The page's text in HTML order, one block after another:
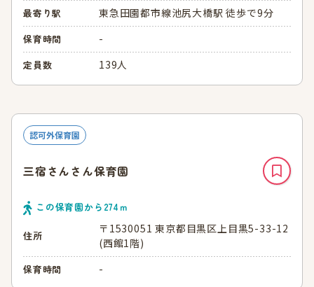
最寄り駅 東急田園都市線池尻大橋駅 徒歩で9分
保育時間 -
定員数 139人
認可外保育園
三宿さんさん保育園
この保育園から 274 ｍ
住所
〒1530051 東京都目黒区上目黒5-33-12
(西館1階)
保育時間 -